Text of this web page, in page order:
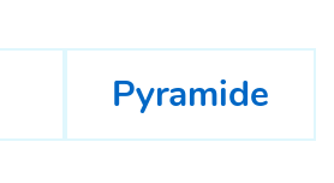
Pyramide